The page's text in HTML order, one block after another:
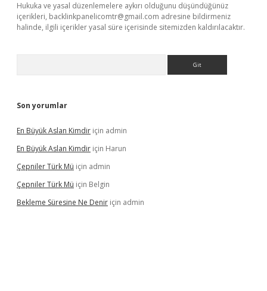
Hukuka ve yasal düzenlemelere aykırı olduğunu düşündüğünüz
içerikleri, backlinkpanelicomtr@gmail.com adresine bildirmeniz
halinde, ilgili içerikler yasal süre içerisinde sitemizden kaldırılacaktır.
Son yorumlar
En Büyük Aslan Kimdir için admin
En Büyük Aslan Kimdir için Harun
Çepniler Türk Mü için admin
Çepniler Türk Mü için Belgin
Bekleme Süresine Ne Denir için admin